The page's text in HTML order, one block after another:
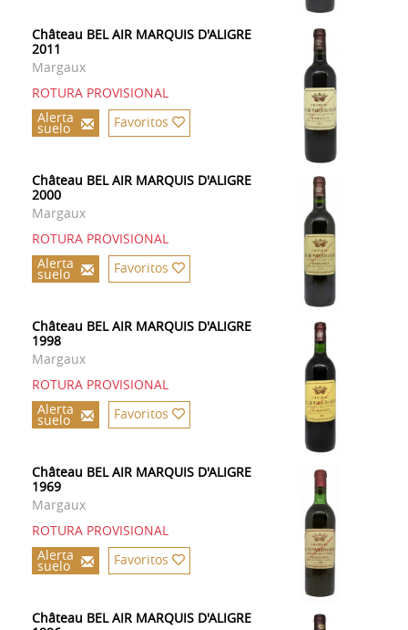
Château BEL AIR MARQUIS D'ALIGRE
2011
Margaux
ROTURA PROVISIONAL
Alerta
suelo Favoritos
Château BEL AIR MARQUIS D'ALIGRE
2000
Margaux
ROTURA PROVISIONAL
Alerta
suelo Favoritos
Château BEL AIR MARQUIS D'ALIGRE
1998
Margaux
ROTURA PROVISIONAL
Alerta
suelo Favoritos
Château BEL AIR MARQUIS D'ALIGRE
1969
Margaux
ROTURA PROVISIONAL
Alerta
suelo Favoritos
Château BEL AIR MARQUIS D'ALIGRE